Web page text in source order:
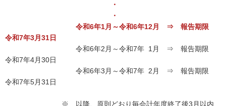
・
・
令和6年1月～令和6年12月 ⇒ 報告期限
令和7年3月31日
令和6年2月～令和7年 1月 ⇒ 報告期限
令和7年4月30日
令和6年3月～令和7年 2月 ⇒ 報告期限
令和7年5月31日
※ 以降、原則どおり毎会計年度終了後3月以内